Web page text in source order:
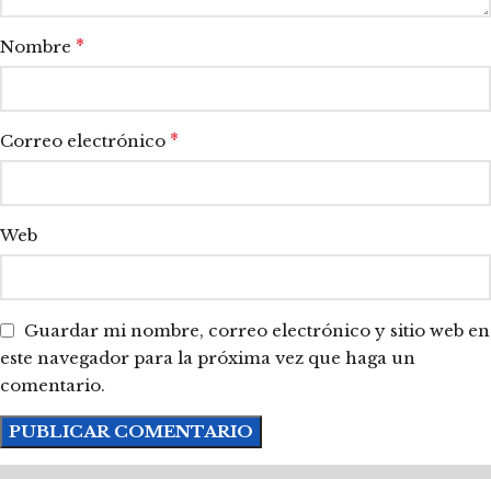
Nombre *
Correo electrónico *
Web
Guardar mi nombre, correo electrónico y sitio web en
este navegador para la próxima vez que haga un
comentario.